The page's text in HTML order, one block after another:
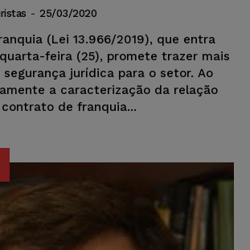
- 25/03/2020
(Lei 13.966/2019), que entra
feira (25), promete trazer mais
jurídica para o setor. Ao
a caracterização da relação
de franquia...